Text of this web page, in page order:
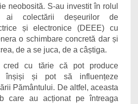
neobosită. S-au investit în rolul
ai colectării deșeurilor de
și electronice (DEEE) cu
o schimbare concretă dar și
de a se juca, de a câștiga.
cred cu tărie că pot produce
înșiși și pot să influențeze
Pământului. De altfel, aceasta
care au acționat pe întreaga